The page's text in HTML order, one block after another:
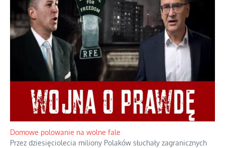
Domowe polowanie na wolne fale
Przez dziesięciolecia miliony Polaków słuchały zagranicznych